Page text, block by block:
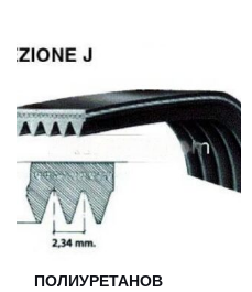
ПОЛИУРЕТАНОВ